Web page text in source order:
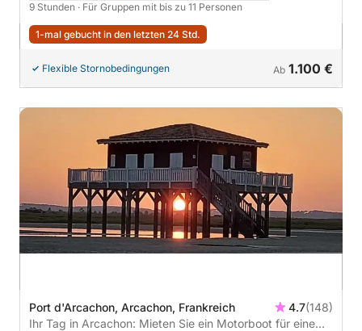
9 Stunden · Für Gruppen mit bis zu 11 Personen
1-mal gebucht in den letzten 24 Std.
Flexible Stornobedingungen Ab 1.100 €
Port d'Arcachon, Arcachon, Frankreich 4.7(148)
Ihr Tag in Arcachon: Mieten Sie ein Motorboot für eine